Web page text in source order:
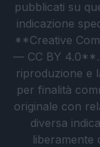
pubblicati su
indicazione
**Creative
— CC BY 4.0**.
riproduzione e
per finalità
originale con
diversa
liberamente